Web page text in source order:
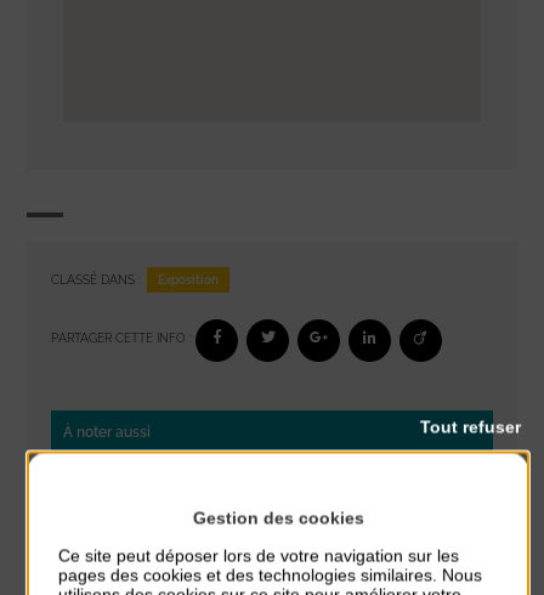
CLASSÉ DANS : Exposition
PARTAGER CETTE INFO :
À noter aussi
Réveil musculaire
Gestion des cookies
Ce site peut déposer lors de votre navigation sur les
pages des cookies et des technologies similaires. Nous
Tout refuser